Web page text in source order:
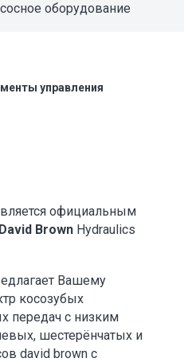
оборудование
управления
официальным
David Brown Hydraulics
Вашему
косозубых
передач с низким
шестерёнчатых и
david brown с